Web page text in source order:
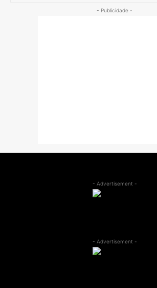
- Publicidade -
- Advertisement -
- Advertisement -